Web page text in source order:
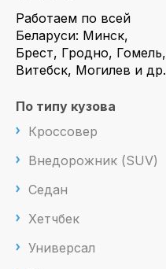
Работаем по всей
Беларуси: Минск,
Брест, Гродно, Гомель,
Витебск, Могилев и др.
По типу кузова
Кроссовер
Внедорожник (SUV)
Седан
Хетчбек
Универсал